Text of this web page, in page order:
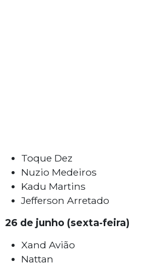
Toque Dez
Nuzio Medeiros
Kadu Martins
Jefferson Arretado
26 de junho (sexta-feira)
Xand Avião
Nattan